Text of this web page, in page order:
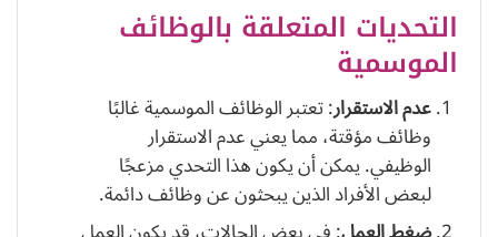
التحديات المتعلقة بالوظائف
الموسمية
عدم الاستقرار: تعتبر الوظائف الموسمية غالبًا
وظائف مؤقتة، مما يعني عدم الاستقرار
الوظيفي. يمكن أن يكون هذا التحدي مزعجًا
لبعض الأفراد الذين يبحثون عن وظائف دائمة.